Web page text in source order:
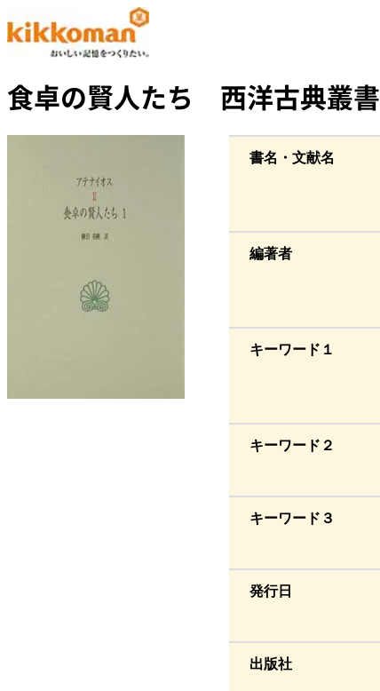
食卓の賢人たち 西洋古典叢書
書名・文献名
編著者
キーワード１
キーワード２
キーワード３
発行日
出版社